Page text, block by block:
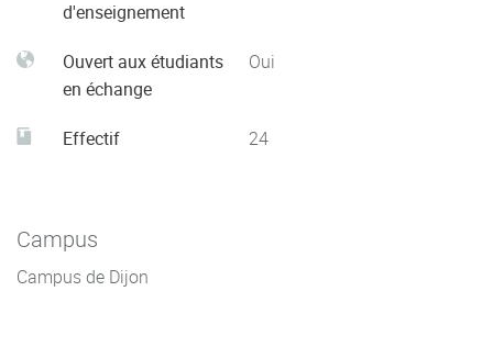
d'enseignement
Ouvert aux étudiants
en échange
Oui
Effectif 24
Campus
Campus de Dijon